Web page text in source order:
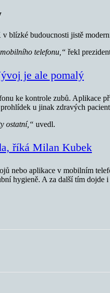
blízké budoucnosti jistě
telefonu,“ řekl
je ale pomalý
ke kontrole zubů. Aplikace
u jinak zdravých
ostatní,“ uvedl.
říká Milan Kubek
nebo aplikace v mobilním
hygieně. A za další tím